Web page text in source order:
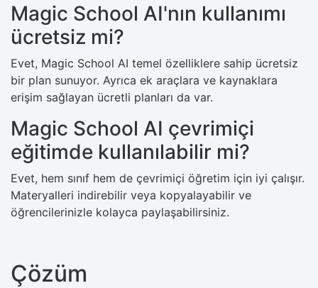
Magic School AI'nın kullanımı
ücretsiz mi?
Evet, Magic School AI temel özelliklere sahip ücretsiz
bir plan sunuyor. Ayrıca ek araçlara ve kaynaklara
erişim sağlayan ücretli planları da var.
Magic School AI çevrimiçi
eğitimde kullanılabilir mi?
Evet, hem sınıf hem de çevrimiçi öğretim için iyi çalışır.
Materyalleri indirebilir veya kopyalayabilir ve
öğrencilerinizle kolayca paylaşabilirsiniz.
Çözüm